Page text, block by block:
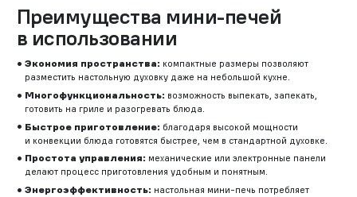
Преимущества мини-печей
в использовании
Экономия пространства: компактные размеры позволяют
разместить настольную духовку даже на небольшой кухне.
Многофункциональность: возможность выпекать, запекать,
готовить на гриле и разогревать блюда.
Быстрое приготовление: благодаря высокой мощности
и конвекции блюда готовятся быстрее, чем в стандартной духовке.
Простота управления: механические или электронные панели
делают процесс приготовления удобным и понятным.
Энергоэффективность: настольная мини-печь потребляет